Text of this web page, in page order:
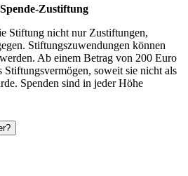
Zustiftung
Stiftung nicht nur Zustiftungen,
Stiftungszuwendungen können
Ab einem Betrag von 200 Euro
soweit sie nicht als
Spenden sind in jeder Höhe